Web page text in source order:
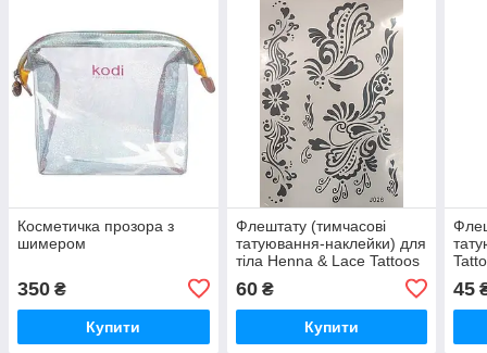
Косметичка прозора з
шимером
350 ₴
Купити
Флештату (тимчасові
татуювання-наклейки) для
тіла Henna & Lace Tattoos
60₴
Купити
45